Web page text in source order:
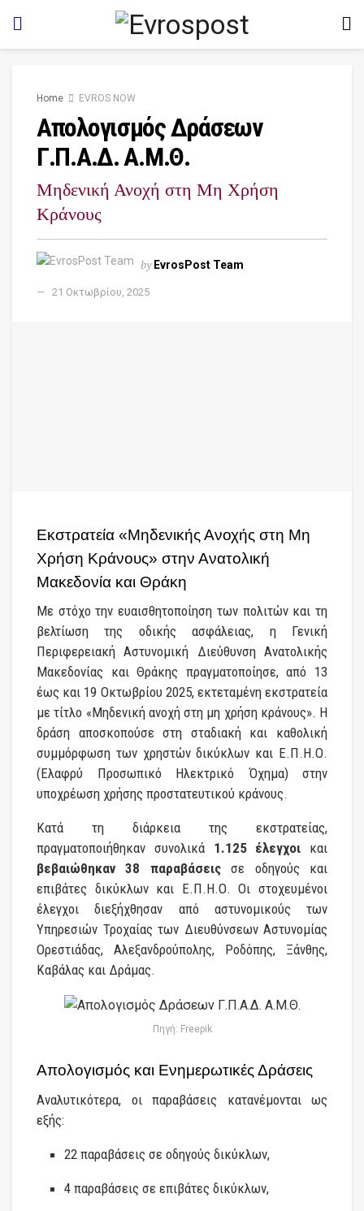
Home EVROS NOW
Απολογισμός Δράσεων
Γ.Π.Α.Δ. Α.Μ.Θ.
Μηδενική Ανοχή στη Μη Χρήση
Κράνους
by EvrosPost Team
21 Οκτωβρίου, 2025
Εκστρατεία «Μηδενικής Ανοχής στη Μη
Χρήση Κράνους» στην Ανατολική
Μακεδονία και Θράκη
Με στόχο την ευαισθητοποίηση των πολιτών και τη
βελτίωση της οδικής ασφάλειας, η Γενική
Περιφερειακή Αστυνομική Διεύθυνση Ανατολικής
Μακεδονίας και Θράκης πραγματοποίησε, από 13
έως και 19 Οκτωβρίου 2025, εκτεταμένη εκστρατεία
με τίτλο «Μηδενική ανοχή στη μη χρήση κράνους». Η
δράση αποσκοπούσε στη σταδιακή και καθολική
συμμόρφωση των χρηστών δικύκλων και Ε.Π.Η.Ο.
(Ελαφρύ Προσωπικό Ηλεκτρικό Όχημα) στην
υποχρέωση χρήσης προστατευτικού κράνους.
Κατά τη διάρκεια της εκστρατείας,
πραγματοποιήθηκαν συνολικά 1.125 έλεγχοι και
βεβαιώθηκαν 38 παραβάσειςσε οδηγούς και
επιβάτες δικύκλων και Ε.Π.Η.Ο. Οι στοχευμένοι
έλεγχοι διεξήχθησαν από αστυνομικούς των
Υπηρεσιών Τροχαίας των Διευθύνσεων Αστυνομίας
Ορεστιάδας, Αλεξανδρούπολης, Ροδόπης, Ξάνθης,
Καβάλας και Δράμας.
Πηγή: Freepik
Απολογισμός και Ενημερωτικές Δράσεις
Αναλυτικότερα, οι παραβάσεις κατανέμονται ως
εξής:
22 παραβάσεις σε οδηγούς δικύκλων,
4 παραβάσεις σε επιβάτες δικύκλων,